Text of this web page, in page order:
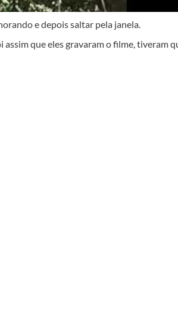
e depois saltar pela janela.
assim que eles gravaram o filme, tiveram